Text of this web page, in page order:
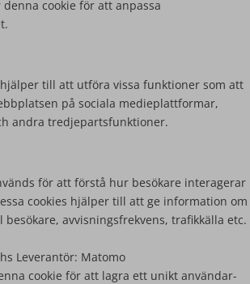
cookie för att anpassa
till att utföra vissa funktioner som att
på sociala medieplattformar,
andra tredjepartsfunktioner.
för att förstå hur besökare interagerar
cookies hjälper till att ge information om
besökare, avvisningsfrekvens, trafikkälla etc.
Leverantör: Matomo
cookie för att lagra ett unikt användar-